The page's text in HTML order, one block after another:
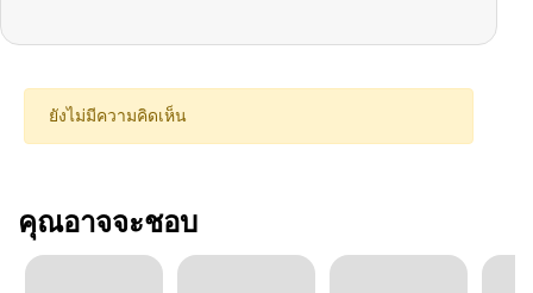
ยังไม่มีความคิดเห็น
คุณอาจจะชอบ